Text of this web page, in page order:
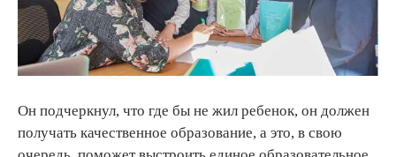
Он подчеркнул, что где бы не жил ребенок, он должен
получать качественное образование, а это, в свою